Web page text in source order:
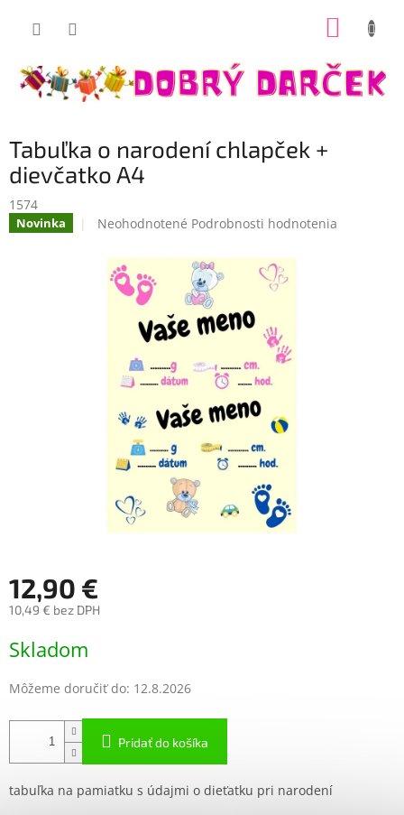
Tabuľka o narodení chlapček +
dievčatko A4
1574
Novinka
Priemerné
produktu
hviezdičiek.
Neohodnotené Podrobnosti hodnotenia
12,90 €
10,49 € bez DPH
cena:
Skladom
Môžeme doručiť do: 12.8.2026
Pridať do košíka
tabuľka na pamiatku s údajmi o dieťatku pri narodení
Dobrý darček